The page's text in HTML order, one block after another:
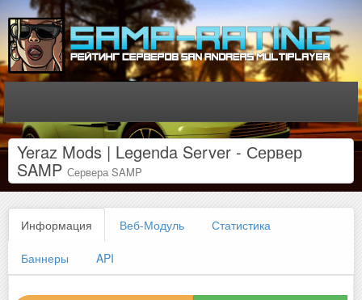
Yeraz Mods | Legenda Server - Сервер
SAMP Сервера SAMP
Информация Веб-Модуль Статистика
Баннеры API